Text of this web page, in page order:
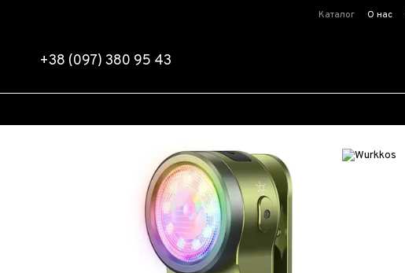
Каталог О нас
+38 (097) 380 95 43